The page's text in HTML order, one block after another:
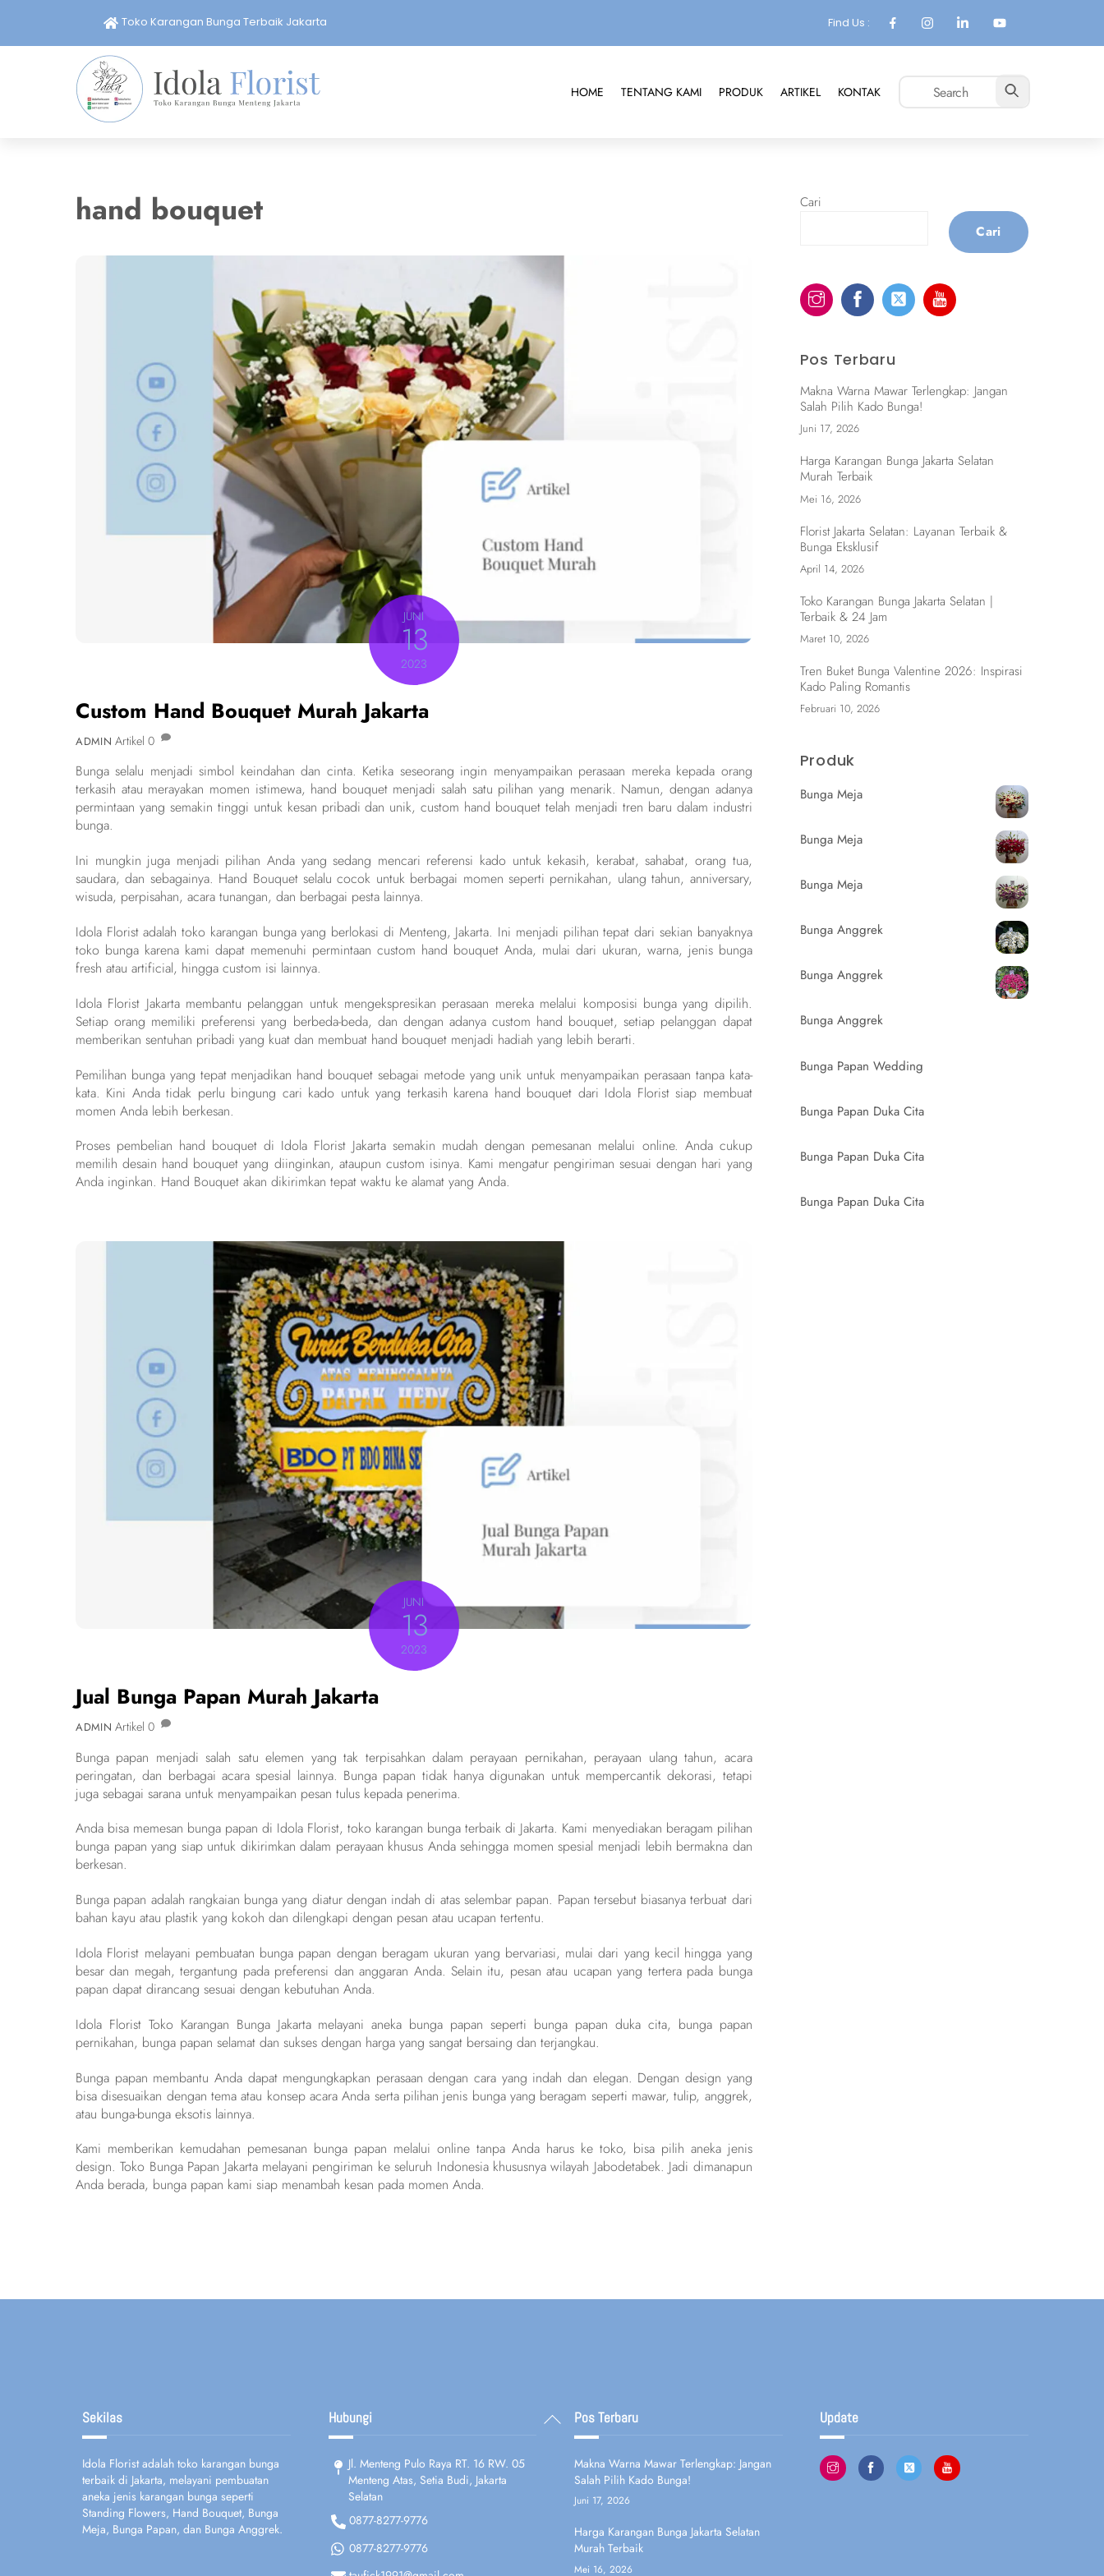
content
Toko Karangan Bunga Terbaik Jakarta Find Us :
HOME TENTANG KAMI PRODUK ARTIKEL KONTAK
hand bouquet
JUNI
13
2023
Custom Hand Bouquet Murah Jakarta
ADMIN Artikel 0
Bunga selalu menjadi simbol keindahan dan cinta. Ketika seseorang ingin menyampaikan perasaan mereka kepada orang
terkasih atau merayakan momen istimewa, hand bouquet menjadi salah satu pilihan yang menarik. Namun, dengan adanya
permintaan yang semakin tinggi untuk kesan pribadi dan unik, custom hand bouquet telah menjadi tren baru dalam industri
bunga.
Ini mungkin juga menjadi pilihan Anda yang sedang mencari referensi kado untuk kekasih, kerabat, sahabat, orang tua,
saudara, dan sebagainya. Hand Bouquet selalu cocok untuk berbagai momen seperti pernikahan, ulang tahun, anniversary,
wisuda, perpisahan, acara tunangan, dan berbagai pesta lainnya.
Idola Florist adalah toko karangan bunga yang berlokasi di Menteng, Jakarta. Ini menjadi pilihan tepat dari sekian banyaknya
toko bunga karena kami dapat memenuhi permintaan custom hand bouquet Anda, mulai dari ukuran, warna, jenis bunga
fresh atau artificial, hingga custom isi lainnya.
Idola Florist Jakarta membantu pelanggan untuk mengekspresikan perasaan mereka melalui komposisi bunga yang dipilih.
Setiap orang memiliki preferensi yang berbeda-beda, dan dengan adanya custom hand bouquet, setiap pelanggan dapat
memberikan sentuhan pribadi yang kuat dan membuat hand bouquet menjadi hadiah yang lebih berarti.
Pemilihan bunga yang tepat menjadikan hand bouquet sebagai metode yang unik untuk menyampaikan perasaan tanpa kata-
kata. Kini Anda tidak perlu bingung cari kado untuk yang terkasih karena hand bouquet dari Idola Florist siap membuat
momen Anda lebih berkesan.
Proses pembelian hand bouquet di Idola Florist Jakarta semakin mudah dengan pemesanan melalui online. Anda cukup
memilih desain hand bouquet yang diinginkan, ataupun custom isinya. Kami mengatur pengiriman sesuai dengan hari yang
Anda inginkan. Hand Bouquet akan dikirimkan tepat waktu ke alamat yang Anda.
JUNI
13
2023
Jual Bunga Papan Murah Jakarta
ADMIN Artikel 0
Bunga papan menjadi salah satu elemen yang tak terpisahkan dalam perayaan pernikahan, perayaan ulang tahun, acara
peringatan, dan berbagai acara spesial lainnya. Bunga papan tidak hanya digunakan untuk mempercantik dekorasi, tetapi
juga sebagai sarana untuk menyampaikan pesan tulus kepada penerima.
Anda bisa memesan bunga papan di Idola Florist, toko karangan bunga terbaik di Jakarta. Kami menyediakan beragam pilihan
bunga papan yang siap untuk dikirimkan dalam perayaan khusus Anda sehingga momen spesial menjadi lebih bermakna dan
berkesan.
Bunga papan adalah rangkaian bunga yang diatur dengan indah di atas selembar papan. Papan tersebut biasanya terbuat dari
bahan kayu atau plastik yang kokoh dan dilengkapi dengan pesan atau ucapan tertentu.
Idola Florist melayani pembuatan bunga papan dengan beragam ukuran yang bervariasi, mulai dari yang kecil hingga yang
besar dan megah, tergantung pada preferensi dan anggaran Anda. Selain itu, pesan atau ucapan yang tertera pada bunga
papan dapat dirancang sesuai dengan kebutuhan Anda.
Idola Florist Toko Karangan Bunga Jakarta melayani aneka bunga papan seperti bunga papan duka cita, bunga papan
pernikahan, bunga papan selamat dan sukses dengan harga yang sangat bersaing dan terjangkau.
Bunga papan membantu Anda dapat mengungkapkan perasaan dengan cara yang indah dan elegan. Dengan design yang
bisa disesuaikan dengan tema atau konsep acara Anda serta pilihan jenis bunga yang beragam seperti mawar, tulip, anggrek,
atau bunga-bunga eksotis lainnya.
Kami memberikan kemudahan pemesanan bunga papan melalui online tanpa Anda harus ke toko, bisa pilih aneka jenis
design. Toko Bunga Papan Jakarta melayani pengiriman ke seluruh Indonesia khususnya wilayah Jabodetabek. Jadi dimanapun
Anda berada, bunga papan kami siap menambah kesan pada momen Anda.
Cari
Cari
Pos Terbaru
Makna Warna Mawar Terlengkap: Jangan
Salah Pilih Kado Bunga!
Juni 17, 2026
Harga Karangan Bunga Jakarta Selatan
Murah Terbaik
Mei 16, 2026
Florist Jakarta Selatan: Layanan Terbaik &
Bunga Eksklusif
April 14, 2026
Toko Karangan Bunga Jakarta Selatan |
Terbaik & 24 Jam
Maret 10, 2026
Tren Buket Bunga Valentine 2026: Inspirasi
Kado Paling Romantis
Februari 10, 2026
Produk
Bunga Meja
Bunga Meja
Bunga Meja
Bunga Anggrek
Bunga Anggrek
Bunga Anggrek
Bunga Papan Wedding
Bunga Papan Duka Cita
Bunga Papan Duka Cita
Bunga Papan Duka Cita
Back
To
Sekilas
Idola Florist adalah toko karangan bunga
terbaik di Jakarta, melayani pembuatan
aneka jenis karangan bunga seperti
Standing Flowers, Hand Bouquet, Bunga
Meja, Bunga Papan, dan Bunga Anggrek.
Hubungi
Jl. Menteng Pulo Raya RT. 16 RW. 05
Menteng Atas, Setia Budi, Jakarta
Selatan
0877-8277-9776
0877-8277-9776
Pos Terbaru
Makna Warna Mawar Terlengkap: Jangan
Salah Pilih Kado Bunga!
Juni 17, 2026
Harga Karangan Bunga Jakarta Selatan
Murah Terbaik
Mei 16, 2026
Update